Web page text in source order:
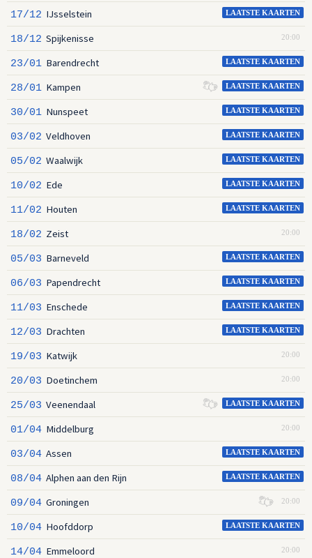
LAATSTE KAARTEN
17/12 IJsselstein
20:00
18/12 Spijkenisse
LAATSTE KAARTEN
23/01 Barendrecht
LAATSTE KAARTEN
28/01 Kampen
LAATSTE KAARTEN
30/01 Nunspeet
LAATSTE KAARTEN
03/02 Veldhoven
LAATSTE KAARTEN
05/02 Waalwijk
LAATSTE KAARTEN
10/02 Ede
LAATSTE KAARTEN
11/02 Houten
20:00
18/02 Zeist
LAATSTE KAARTEN
05/03 Barneveld
LAATSTE KAARTEN
06/03 Papendrecht
LAATSTE KAARTEN
11/03 Enschede
LAATSTE KAARTEN
12/03 Drachten
20:00
19/03 Katwijk
20:00
20/03 Doetinchem
LAATSTE KAARTEN
25/03 Veenendaal
20:00
01/04 Middelburg
LAATSTE KAARTEN
03/04 Assen
LAATSTE KAARTEN
08/04 Alphen aan den Rijn
20:00
09/04 Groningen
LAATSTE KAARTEN
10/04 Hoofddorp
20:00
14/04 Emmeloord